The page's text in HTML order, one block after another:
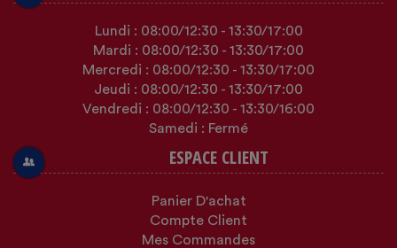
Lundi : 08:00/12:30 - 13:30/17:00
Mardi : 08:00/12:30 - 13:30/17:00
Mercredi : 08:00/12:30 - 13:30/17:00
Jeudi : 08:00/12:30 - 13:30/17:00
Vendredi : 08:00/12:30 - 13:30/16:00
Samedi : Fermé
ESPACE CLIENT
Panier D'achat
Compte Client
Mes Commandes